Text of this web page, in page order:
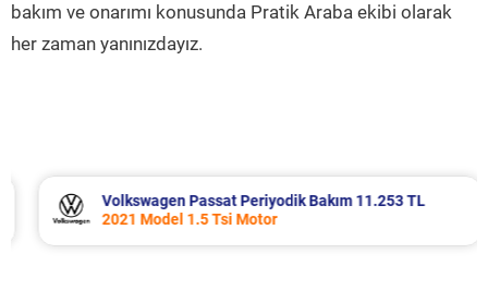
bakım ve onarımı konusunda Pratik Araba ekibi olarak
her zaman yanınızdayız.
Volkswagen Passat Periyodik Bakım 11.253 TL
2021 Model 1.5 Tsi Motor